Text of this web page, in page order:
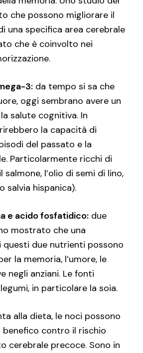
che possono migliorare il
una specifica area cerebrale
che è coinvolto nei
3:da tempo si sa che
oggi sembrano avere un
salute cognitiva. In
la capacità di
del passato e la
Particolarmente ricchi di
l’olio di semi di lino,
salvia hispanica).
e acido fosfatidico:due
mostrato che una
questi due nutrienti possono
la memoria, l’umore, le
negli anziani. Le fonti
in particolare la soia.
alla dieta, le noci possono
contro il rischio
cerebrale precoce. Sono in